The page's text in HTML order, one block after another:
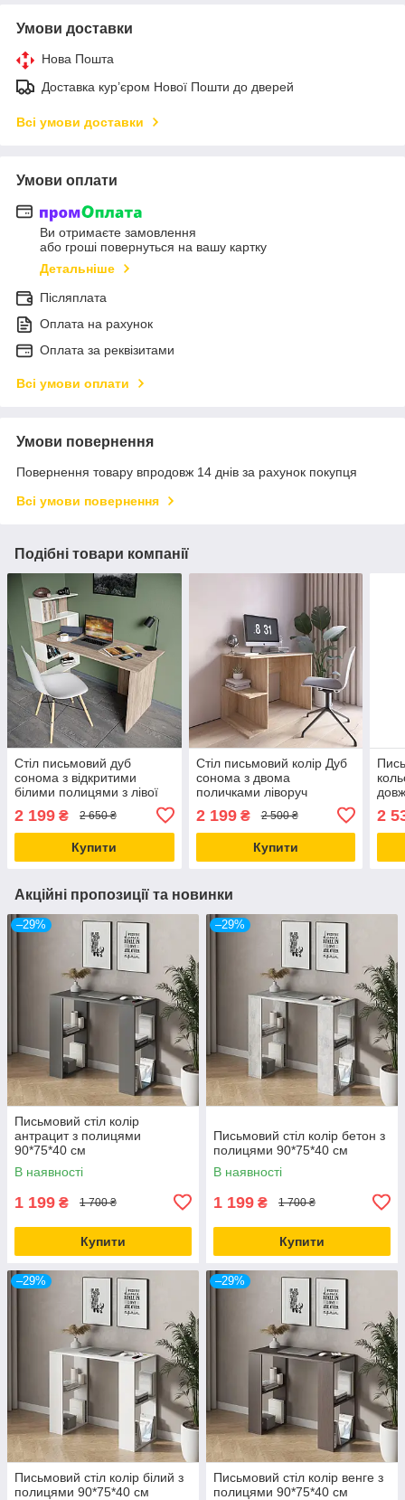
Умови доставки
Нова Пошта
Доставка кур’єром Нової Пошти до дверей
Всі умови доставки
Умови оплати
Ви отримаєте замовлення
або гроші повернуться на вашу картку
Детальніше
Післяплата
Оплата на рахунок
Оплата за реквізитами
Всі умови оплати
Умови повернення
Повернення товару впродовж 14 днів за рахунок покупця
Всі умови повернення
Подібні товари компанії
Стіл письмовий дуб
сонома з відкритими
білими полицями з лівої
2 199 ₴ 2 650 ₴
Купити
Стіл письмовий колір Дуб
сонома з двома
поличками ліворуч
2 199₴ 2 500 ₴
Купити
2
Акційні пропозиції та новинки
–29%
Письмовий стіл колір
антрацит з полицями
90*75*40 см
В наявності
1 199 ₴ 1 700 ₴
Купити
–29%
Письмовий стіл колір бетон з
полицями 90*75*40 см
В наявності
1 199 ₴ 1 700 ₴
Купити
–29%
Письмовий стіл колір білий з
полицями 90*75*40 см
–29%
Письмовий стіл колір венге з
полицями 90*75*40 см